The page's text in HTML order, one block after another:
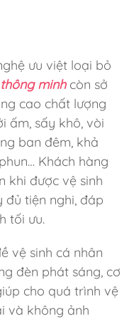
ưu việt loại bỏ
minhcòn sở
cao chất lượng
ấm, sấy khô, vòi
ban đêm, khả
Khách hàng
khi được vệ sinh
tiện nghi, đáp
tối ưu.
vệ sinh cá nhân
đèn phát sáng, cơ
cho quá trình vệ
và không ảnh